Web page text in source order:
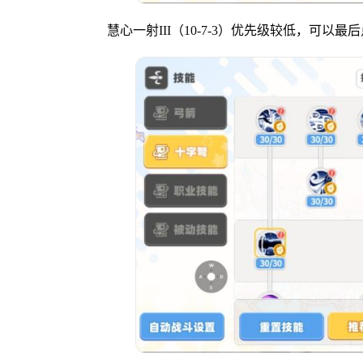
慧心一射III（10-7-3）优先级较低，可以最后